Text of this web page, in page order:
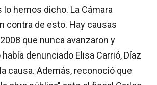
hemos dicho. La Cámara
contra de esto. Hay causas
que nunca avanzaron y
denunciado Elisa Carrió, Díaz
causa. Además, reconoció que